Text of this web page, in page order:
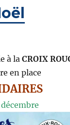
à laCROIX
en place